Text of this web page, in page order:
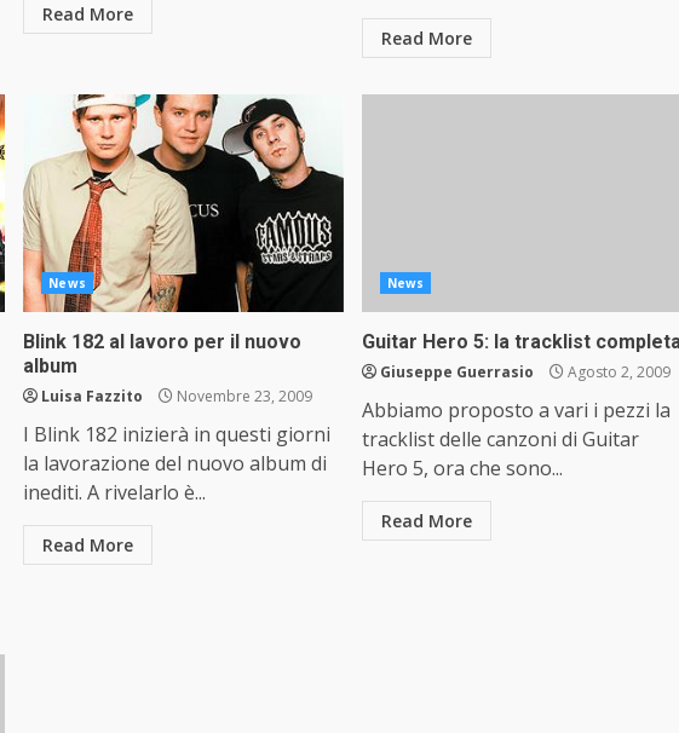
Read More
Read More
News
Blink 182 al lavoro per il nuovo
album
Luisa Fazzito Novembre 23, 2009
I Blink 182 inizierà in questi giorni
la lavorazione del nuovo album di
inediti. A rivelarlo è...
Read More
News
Guitar Hero 5: la tracklist
Giuseppe Guerrasio Agosto 2, 2009
Abbiamo proposto a vari i pezzi la
tracklist delle canzoni di Guitar
Hero 5, ora che sono...
Read More